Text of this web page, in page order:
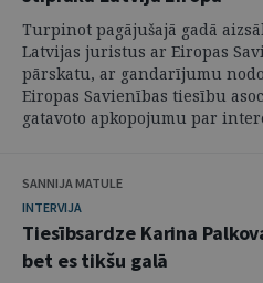
Turpinot pagājušajā gadā
Latvijas juristus ar Eiropas
pārskatu, ar gandarījumu
Eiropas Savienības tiesību
gatavoto apkopojumu par
SANNIJA MATULE
INTERVIJA
Tiesībsardze Karina
bet es tikšu galā